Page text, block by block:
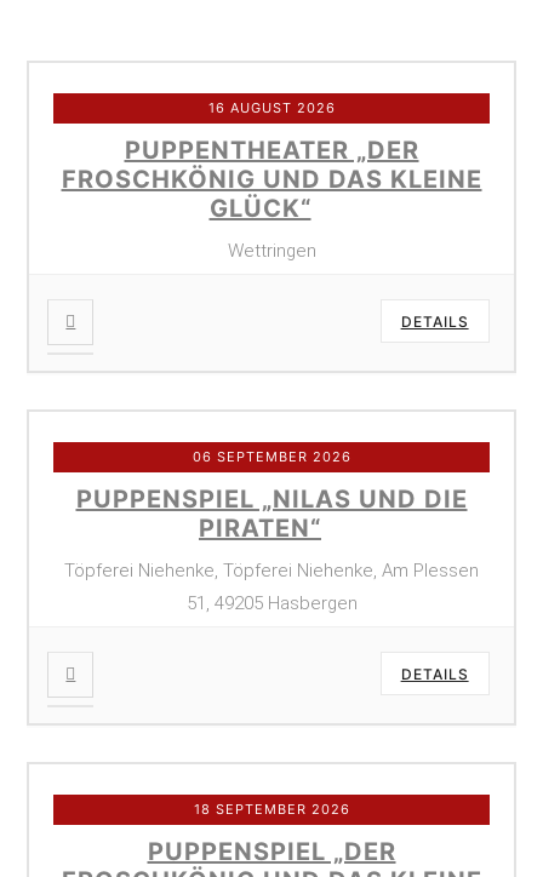
16 AUGUST 2026
PUPPENTHEATER „DER
FROSCHKÖNIG UND DAS KLEINE
GLÜCK“
Wettringen
DETAILS
06 SEPTEMBER 2026
PUPPENSPIEL „NILAS UND DIE
PIRATEN“
Töpferei Niehenke, Töpferei Niehenke, Am Plessen
51, 49205 Hasbergen
DETAILS
18 SEPTEMBER 2026
PUPPENSPIEL „DER